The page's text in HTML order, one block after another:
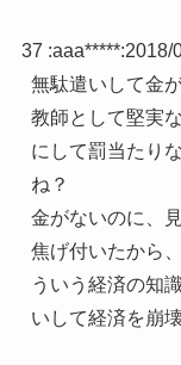
37 :aaa*****:2018/
無駄遣いして金
教師として堅実
にして罰当たり
ね？
金がないのに、
焦げ付いたから
ういう経済の知
いして経済を崩